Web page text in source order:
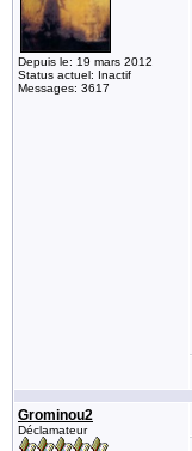
Depuis le: 19 mars 2012
Status actuel: Inactif
Messages: 3617
Grominou2
Déclamateur